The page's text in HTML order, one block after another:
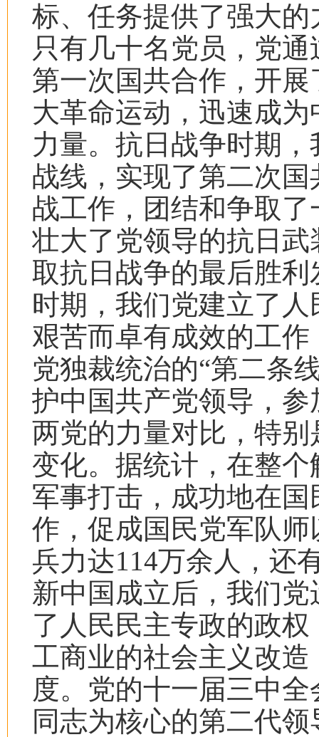
标、任务提供了强大
只有几十名党员，党
第一次国共合作，开
大革命运动，迅速成
力量。抗日战争时期
战线，实现了第二次
战工作，团结和争取
壮大了党领导的抗日
取抗日战争的最后胜
时期，我们党建立了
艰苦而卓有成效的工作
党独裁统治的“第二条
护中国共产党领导，
两党的力量对比，特
变化。据统计，在整
军事打击，成功地在
作，促成国民党军队
兵力达114万余人，还
新中国成立后，我们
了人民民主专政的政
工商业的社会主义改
度。党的十一届三中
同志为核心的第二代